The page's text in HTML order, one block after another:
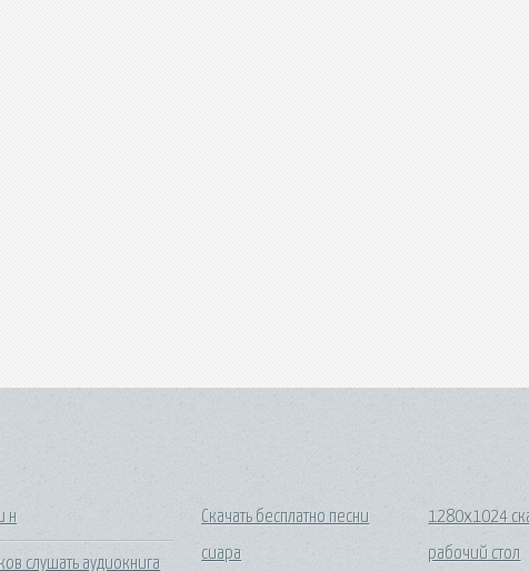
н
слушать аудиокнига
Скачать бесплатно песни
сиара
1280x1024
рабочий стол